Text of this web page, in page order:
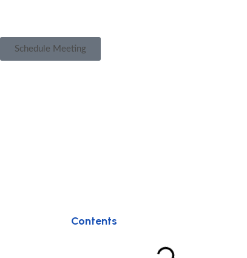
Schedule Meeting
Contents